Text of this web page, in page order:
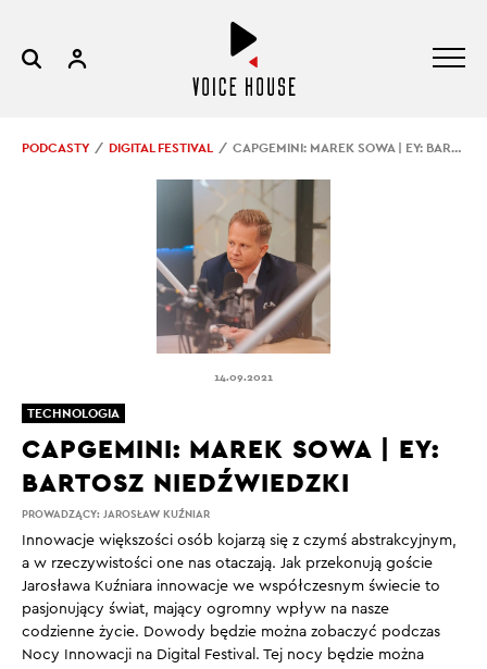
PODCASTY DIGITAL FESTIVAL CAPGEMINI: MAREK SOWA | EY: BARTOSZ NIEDŹWIEDZKI
14.09.2021
PROWADZĄCY: JAROSŁAW KUŹNIAR
CAPGEMINI: MAREK SOWA | EY:
BARTOSZ NIEDŹWIEDZKI
Innowacje większości osób kojarzą się z czymś abstrakcyjnym,
a w rzeczywistości one nas otaczają. Jak przekonują goście
Jarosława Kuźniara innowacje we współczesnym świecie to
pasjonujący świat, mający ogromny wpływ na nasze
codzienne życie. Dowody będzie można zobaczyć podczas
Nocy Innowacji na Digital Festival. Tej nocy będzie można
TECHNOLOGIA